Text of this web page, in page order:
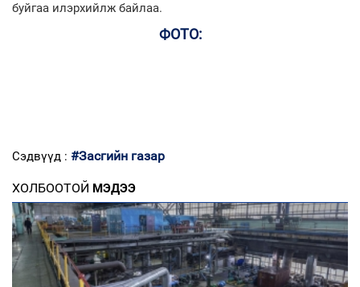
буйгаа илэрхийлж байлаа.
ФОТО:
Сэдвүүд : #Засгийн газар
ХОЛБООТОЙ МЭДЭЭ